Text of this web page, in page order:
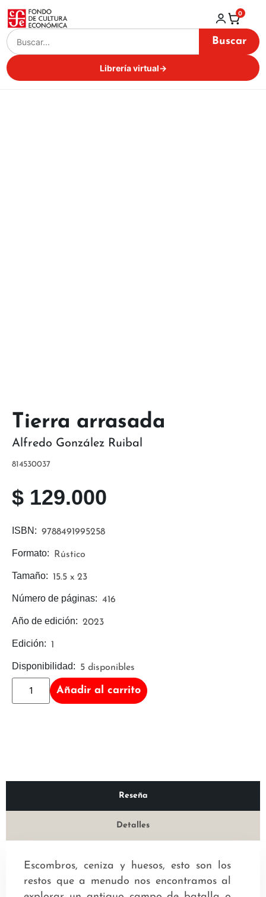
Buscar
Librería virtual→
0
Añadir al carrito
Disponibilidad: 5 disponibles
Edición: 1
Año de edición: 2023
Número de páginas: 416
Tamaño: 15.5 x 23
Formato: Rústico
ISBN: 9788491995258
$ 129.000
814530037
Alfredo González Ruibal
Tierra arrasada
Reseña
Detalles
Escombros, ceniza y huesos, esto son los
restos que a menudo nos encontramos al